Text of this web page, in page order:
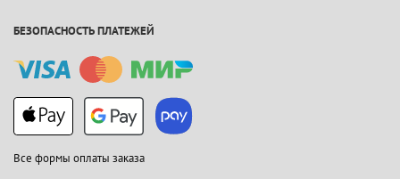
БЕЗОПАСНОСТЬ ПЛАТЕЖЕЙ
Все формы оплаты заказа